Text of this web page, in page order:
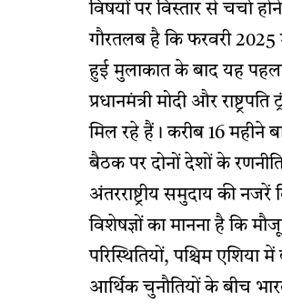
विषयों पर विस्तार से चर्चा
गौरतलब है कि फरवरी 2025
हुई मुलाकात के बाद यह
प्रधानमंत्री मोदी और
मिल रहे हैं। करीब 16 महीने
बैठक पर दोनों देशों के
अंतरराष्ट्रीय समुदाय की नजरें
विशेषज्ञों का मानना है कि
परिस्थितियों, पश्चिम एशिया
आर्थिक चुनौतियों के बीच